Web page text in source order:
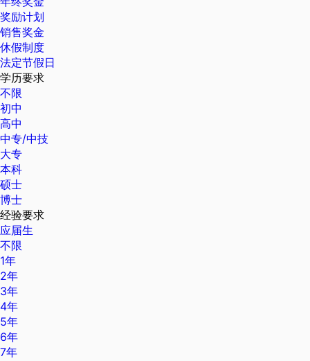
奖励计划
销售奖金
休假制度
法定节假日
学历要求
不限
初中
高中
中专/中技
大专
本科
硕士
博士
经验要求
应届生
不限
1年
2年
3年
4年
5年
6年
7年